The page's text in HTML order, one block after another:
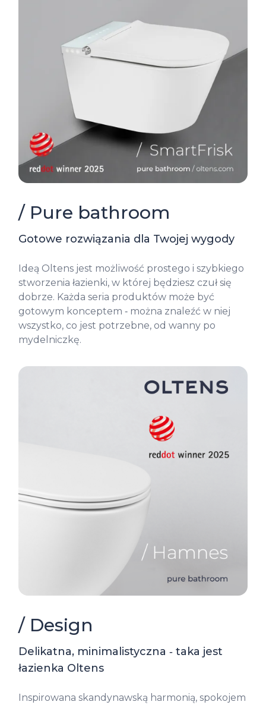
/ Pure bathroom
Gotowe rozwiązania dla Twojej wygody
Ideą Oltens jest możliwość prostego i szybkiego
stworzenia łazienki, w której będziesz czuł się
dobrze. Każda seria produktów może być
gotowym konceptem ‑ można znaleźć w niej
wszystko, co jest potrzebne, od wanny po
mydelniczkę.
/ Design
Delikatna, minimalistyczna ‑ taka jest
łazienka Oltens
Inspirowana skandynawską harmonią, spokojem